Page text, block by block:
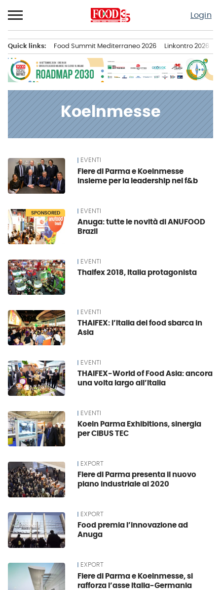
al
contenuto
Login
principale
Quick links: Food Summit Mediterraneo 2026 Linkontro 2026
Koelnmesse
News EVENTI
Fiere di Parma e Koelnmesse
insieme per la leadership nel f&b
SPONSORED EVENTI
Anuga: tutte le novità di ANUFOOD
Brazil
EVENTI
Thaifex 2018, Italia protagonista
EVENTI
THAIFEX: l’Italia del food sbarca in
Asia
EVENTI
THAIFEX-World of Food Asia: ancora
una volta largo all’Italia
EVENTI
Koeln Parma Exhibitions, sinergia
per CIBUS TEC
EXPORT
Fiere di Parma presenta il nuovo
piano industriale al 2020
EXPORT
Food premia l’innovazione ad
Anuga
EXPORT
Fiere di Parma e Koelnmesse, si
rafforza l’asse Italia-Germania